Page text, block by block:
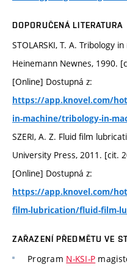
DOPORUČENÁ LITERATURA
STOLARSKI, T. A. Tribology
Heinemann Newnes, 1990.
[Online] Dostupná z:
https://app.knovel.com/
in-machine/tribology-in-
SZERI, A. Z. Fluid film
University Press, 2011. [cit.
[Online] Dostupná z:
https://app.knovel.com/
film-lubrication/fluid-film-
ZAŘAZENÍ PŘEDMĚTU VE
Program N-KSI-P